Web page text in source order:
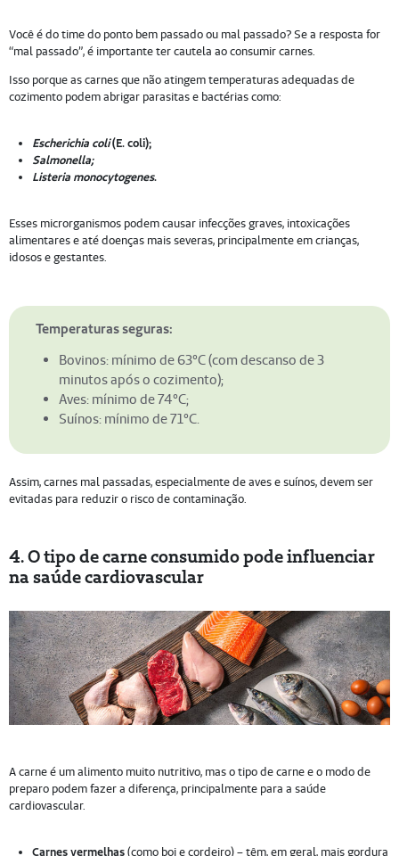
Você é do time do ponto bem passado ou mal passado? Se a resposta for
“mal passado”, é importante ter cautela ao consumir carnes.
Isso porque as carnes que não atingem temperaturas adequadas de
cozimento podem abrigar parasitas e bactérias como:
Escherichia coli(E. coli);
Salmonella;
Listeria monocytogenes.
Esses microrganismos podem causar infecções graves, intoxicações
alimentares e até doenças mais severas, principalmente em crianças,
idosos e gestantes.
Temperaturas seguras:
Bovinos: mínimo de 63°C (com descanso de 3
minutos após o cozimento);
Aves: mínimo de 74°C;
Suínos: mínimo de 71°C.
Assim, carnes mal passadas, especialmente de aves e suínos, devem ser
evitadas para reduzir o risco de contaminação.
4. O tipo de carne consumido pode influenciar
na saúde cardiovascular
A carne é um alimento muito nutritivo, mas o tipo de carne e o modo de
preparo podem fazer a diferença, principalmente para a saúde
cardiovascular.
Carnes vermelhas(como boi e cordeiro) – têm, em geral, mais gordura